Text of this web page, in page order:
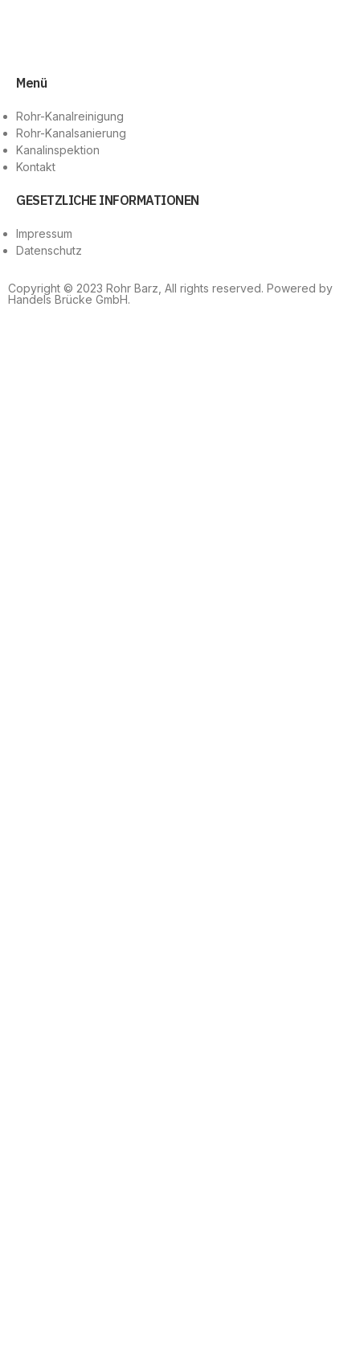
Menü
Rohr-Kanalreinigung
Rohr-Kanalsanierung
Kanalinspektion
Kontakt
GESETZLICHE INFORMATIONEN
Impressum
Datenschutz
Copyright © 2023 Rohr Barz, All rights reserved. Powered by
Handels Brücke GmbH.